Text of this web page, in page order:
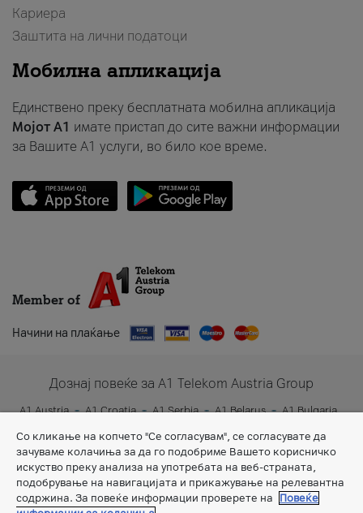
Кариера
Заштита на лични податоци
Мобилна апликација
Единствено преку бесплатната мобилна апликација
Мојот A1 имате пристап до сите важни информации
за Вашите A1 услуги, во било кое време.
Member of
Начини на плаќање
Дознај повеќе за A1 Telekom Austria Group
A1 Austria A1 Croatia A1 Serbia A1 Belarus
A1 Bulgaria
Со кликање на копчето "Се согласувам", се согласувате да
зачуваме колачиња за да го подобриме Вашето корисничко
искуство преку анализа на употребата на веб-страната,
подобрување на навигацијата и прикажување на релевантна
содржина. За повеќе информации проверете на
Повеќе